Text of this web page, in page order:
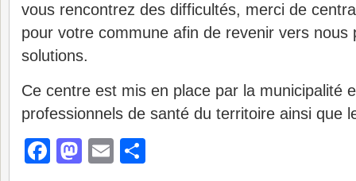
vous rencontrez des difficultés, merci de
pour votre commune afin de revenir vers nous
solutions.
Ce centre est mis en place par la municipalité
professionnels de santé du territoire ainsi que
Facebook
Mastodon
Email